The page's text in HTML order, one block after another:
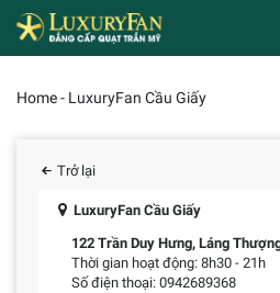
Home- LuxuryFan Cầu Giấy
Trở lại
LuxuryFan Cầu Giấy
122 Trần Duy Hưng, Láng
Thời gian hoạt động: 8h30 - 21h
Số điện thoại: 0942689368